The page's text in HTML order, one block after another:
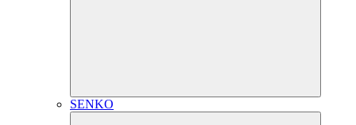
SENKO